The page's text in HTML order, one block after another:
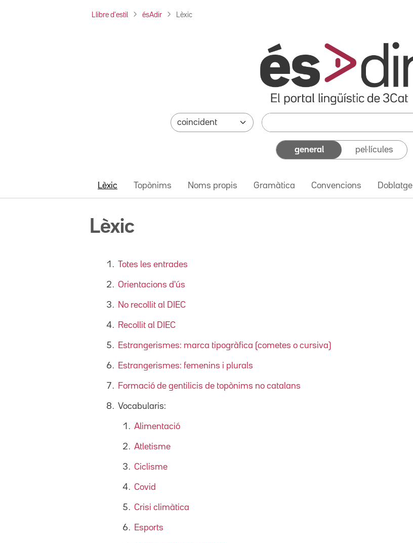
Llibre d'estil ésAdir Lèxic
general pel·lícules
Lèxic Topònims Noms propis Gramàtica Convencions Doblatge
Lèxic
Totes les entrades
Orientacions d'ús
No recollit al DIEC
Recollit al DIEC
Estrangerismes: marca tipogràfica (cometes o cursiva)
Estrangerismes: femenins i plurals
Formació de gentilicis de topònims no catalans
Vocabularis:
Alimentació
Atletisme
Ciclisme
Covid
Crisi climàtica
Esports